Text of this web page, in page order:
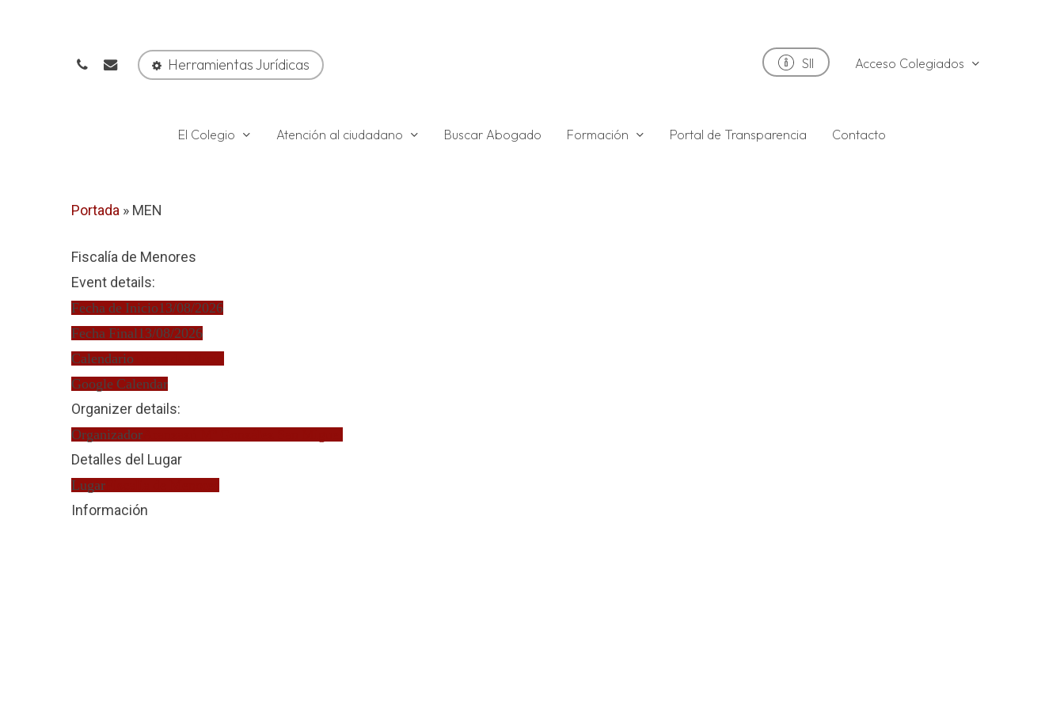
phoneemail Herramientas Jurídicas SII Acceso Colegiados
El Colegio Atención al ciudadano Buscar Abogado Formación Portal de Transparencia Contacto
Portada » MEN
Fiscalía de Menores
Event details:
Fecha de Inicio13/08/2026
Fecha Final 13/08/2026
Calendario
Google Calendar
Organizer details:
Organizador
Detalles del Lugar
Lugar
Información